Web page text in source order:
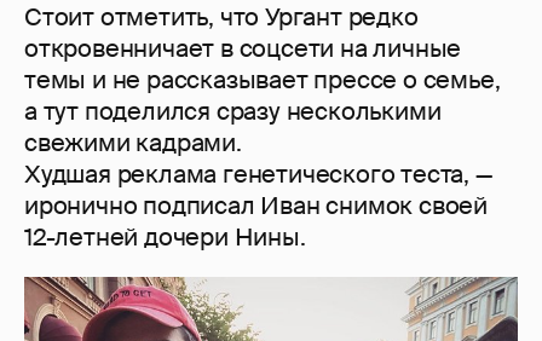
Стоит отметить, что Ургант редко
откровенничает в соцсети на личные
темы и не рассказывает прессе о семье,
а тут поделился сразу несколькими
свежими кадрами.
Худшая реклама генетического теста, —
иронично подписал Иван снимок своей
12-летней дочери Нины.